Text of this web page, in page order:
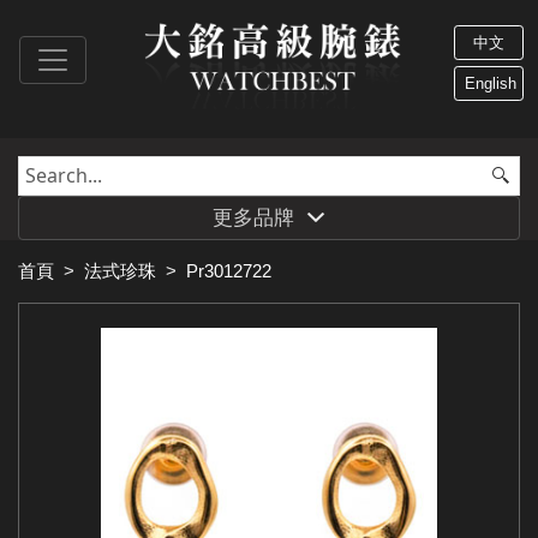
中文
English
更多品牌
首頁 > 法式珍珠 > Pr3012722